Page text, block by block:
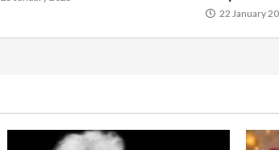
22 January